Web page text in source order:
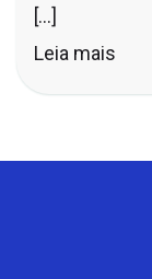
[...]
Leia mais